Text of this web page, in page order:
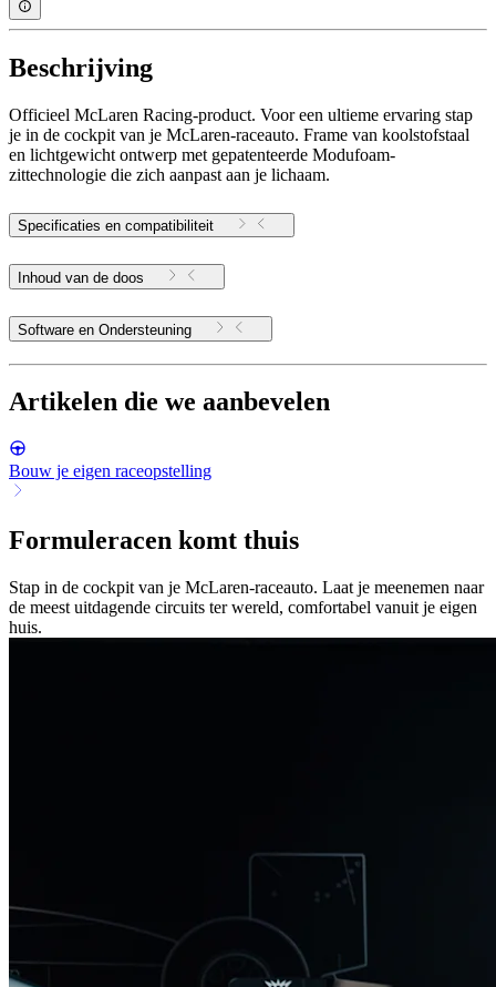
Beschrijving
Officieel McLaren Racing-product. Voor een ultieme ervaring stap
je in de cockpit van je McLaren-raceauto. Frame van koolstofstaal
en lichtgewicht ontwerp met gepatenteerde Modufoam-
zittechnologie die zich aanpast aan je lichaam.
Specificaties en compatibiliteit
Inhoud van de doos
Software en Ondersteuning
Artikelen die we aanbevelen
Bouw je eigen raceopstelling
Formuleracen komt thuis
Stap in de cockpit van je McLaren-raceauto. Laat je meenemen naar
de meest uitdagende circuits ter wereld, comfortabel vanuit je eigen
huis.